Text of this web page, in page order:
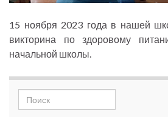
15 ноября 2023 года в нашей
викторина по здоровому
начальной школы.
Search for: